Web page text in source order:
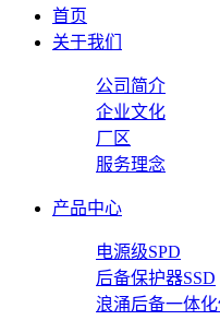
首页
关于我们
公司简介
企业文化
厂区
服务理念
产品中心
电源级SPD
后备保护器SSD
浪涌后备一体化